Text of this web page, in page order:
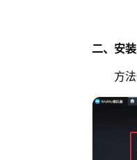
二、安
方法一